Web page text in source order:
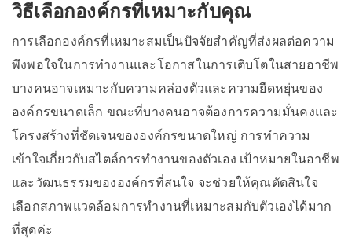
วิธีเลือกองค์กรที่เหมาะกับคุณ
การเลือกองค์กรที่เหมาะสมเป็นปัจจัยสำคัญที่ส่งผลต่อความ
พึงพอใจในการทำงานและโอกาสในการเติบโตในสายอาชีพ
บางคนอาจเหมาะกับความคล่องตัวและความยืดหยุ่นของ
องค์กรขนาดเล็ก ขณะที่บางคนอาจต้องการความมั่นคงและ
โครงสร้างที่ชัดเจนขององค์กรขนาดใหญ่ การทำความ
เข้าใจเกี่ยวกับสไตล์การทำงานของตัวเอง เป้าหมายในอาชีพ
และวัฒนธรรมขององค์กรที่สนใจ จะช่วยให้คุณตัดสินใจ
เลือกสภาพแวดล้อมการทำงานที่เหมาะสมกับตัวเองได้มาก
ที่สุดค่ะ